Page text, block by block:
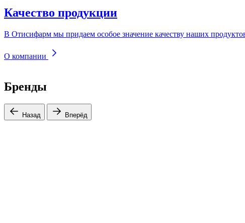
Качество продукции
В Отисифарм мы придаем особое значение качеству наших
О компании
Бренды
Назад Вперёд